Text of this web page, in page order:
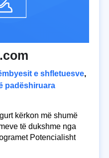
e shfletuesve,
padëshiruara
kërkon më shumë
të dukshme nga
Potencialisht